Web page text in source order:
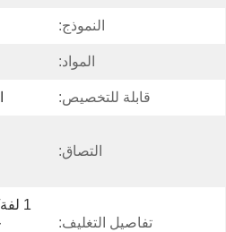
النموذج:
المواد:
قابلة للتخصيص:
التصاق:
تفاصيل التغليف: